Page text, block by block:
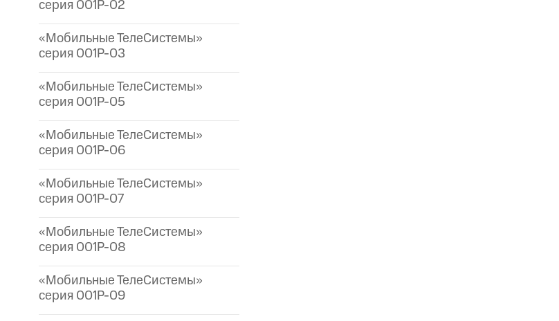
серия 001P-02
«Мобильные ТелеСистемы»
серия 001P-03
«Мобильные ТелеСистемы»
серия 001P-05
«Мобильные ТелеСистемы»
серия 001P-06
«Мобильные ТелеСистемы»
серия 001P-07
«Мобильные ТелеСистемы»
серия 001P-08
«Мобильные ТелеСистемы»
серия 001P-09